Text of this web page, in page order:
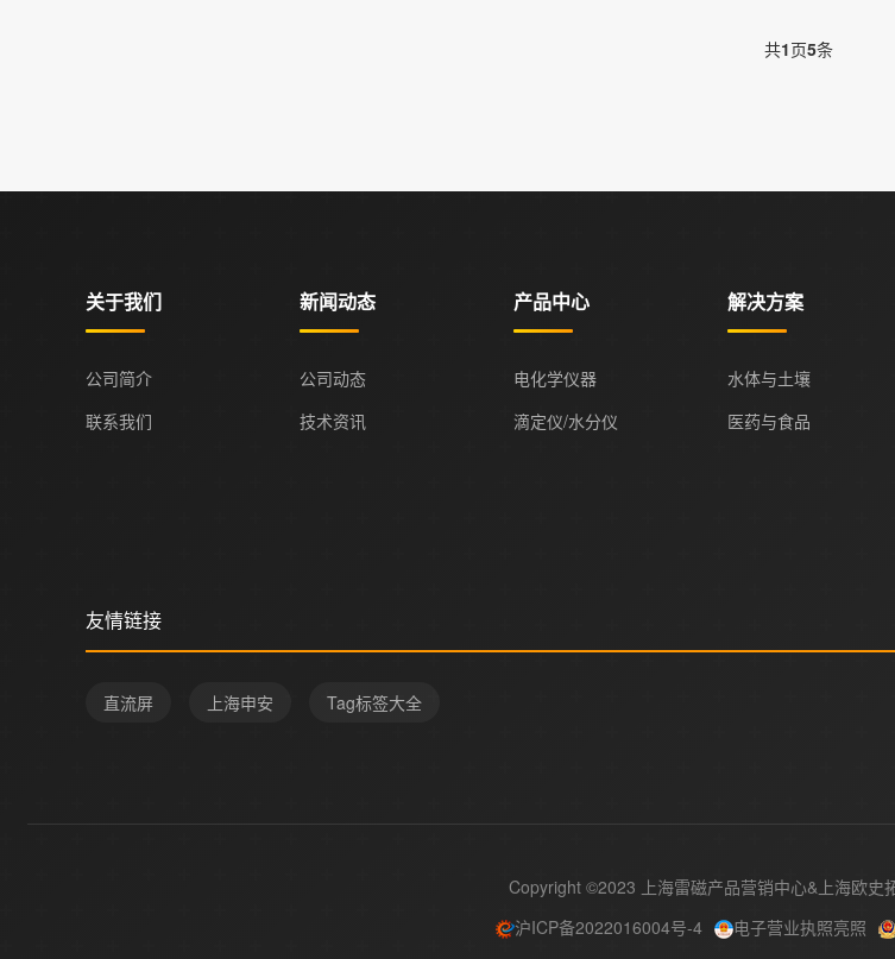
共1页5条
关于我们
公司简介
联系我们
新闻动态
公司动态
技术资讯
产品中心
电化学仪器
滴定仪/水分仪
解决方案
水体与土壤
医药与食品
友情链接
直流屏 上海申安 Tag标签大全
Copyright ©2023 上海雷磁产品营销中心&
沪ICP备2022016004号-4
电子营业执照亮照